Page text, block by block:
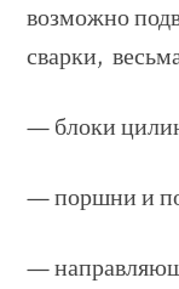
возможно
сварки,
— блоки
— поршни и
—